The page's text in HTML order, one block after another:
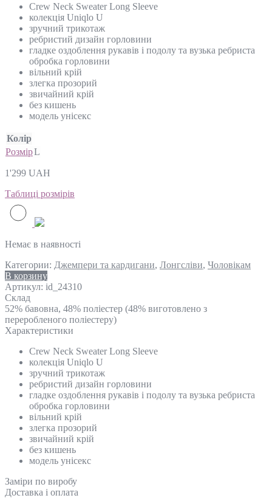
Crew Neck Sweater Long Sleeve
колекція Uniqlo U
зручний трикотаж
ребристий дизайн горловини
гладке оздоблення рукавів і подолу та вузька ребриста
обробка горловини
вільний крій
злегка прозорий
звичайний крій
без кишень
модель унісекс
Колір
РозмірL
1'299 UAH
Таблиці розмірів
Немає в наявності
Категории: Джемпери та кардигани, Лонгсліви, Чоловікам
В корзину
Артикул: id_24310
Склад
52% бавовна, 48% поліестер (48% виготовлено з
переробленого поліестеру)
Характеристики
Crew Neck Sweater Long Sleeve
колекція Uniqlo U
зручний трикотаж
ребристий дизайн горловини
гладке оздоблення рукавів і подолу та вузька ребриста
обробка горловини
вільний крій
злегка прозорий
звичайний крій
без кишень
модель унісекс
Замiри по виробу
Доставка і оплата